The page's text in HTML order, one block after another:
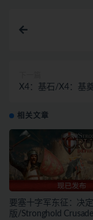
X4：基石/X4：基
相关文章
要塞十字军东征：决定
版/Stronghold